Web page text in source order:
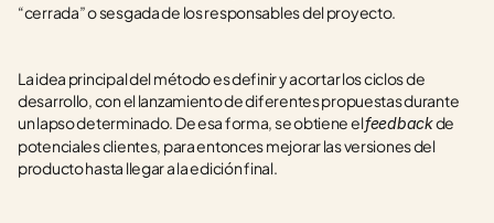
“cerrada” o sesgada de los responsables del proyecto.
La idea principal del método es definir y acortar los ciclos de
desarrollo, con el lanzamiento de diferentes propuestas durante
un lapso determinado. De esa forma, se obtiene el feedback de
potenciales clientes, para entonces mejorar las versiones del
producto hasta llegar a la edición final.